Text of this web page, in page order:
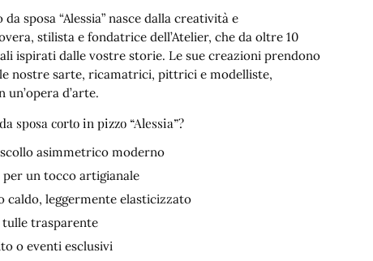
sposa “Alessia” nasce dalla creatività e
stilista e fondatrice dell’Atelier, che da oltre 10
ispirati dalle vostre storie. Le sue creazioni prendono
nostre sarte, ricamatrici, pittrici e modelliste,
d’arte.
sposa corto in pizzo “Alessia”?
asimmetrico moderno
un tocco artigianale
caldo, leggermente elasticizzato
trasparente
o eventi esclusivi